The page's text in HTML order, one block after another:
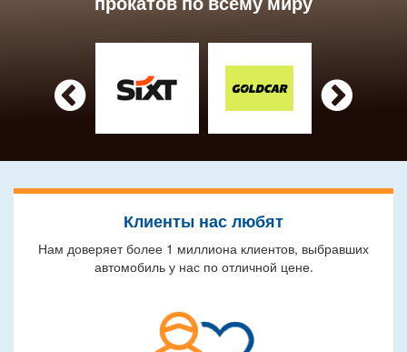
 
Клиенты нас любят
Нам доверяет более 1 миллиона клиентов, выбравших
автомобиль у нас по отличной цене.